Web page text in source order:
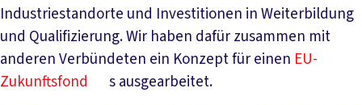
Industriestandorte und Investitionen in Weiterbildung
und Qualifizierung. Wir haben dafür zusammen mit
anderen Verbündeten ein Konzept für einen EU-
Zukunftsfond
s ausgearbeitet.